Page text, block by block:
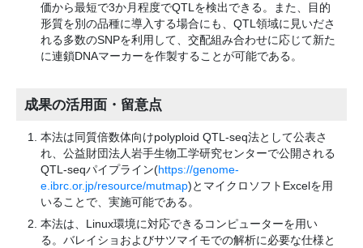
価から最短で3か月程度でQTLを検出できる。また、目的
形質を別の品種に導入する場合にも、QTL領域に見いださ
れる多数のSNPを利用して、交配組み合わせに応じて新た
に連鎖DNAマーカーを作製することが可能である。
成果の活用面・留意点
本法は同質倍数体向けpolyploid QTL-seq法として公表さ
れ、公益財団法人岩手生物工学研究センターで公開される
QTL-seqパイプライン(https://genome-
e.ibrc.or.jp/resource/mutmap)とマイクロソフトExcelを用
いることで、実施可能である。
本法は、Linux環境に対応できるコンピューターを用い
る。バレイショおよびサツマイモでの解析に必要な仕様と